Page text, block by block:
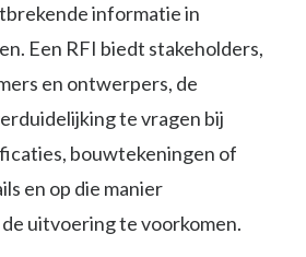
informatie in
Een RFI biedt stakeholders,
en ontwerpers, de
te vragen bij
bouwtekeningen of
en op die manier
uitvoering te voorkomen.